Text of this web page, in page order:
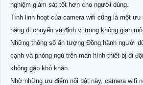
nghiệm giám sát tốt hơn cho người dùng.
Tính linh hoạt của camera wifi cũng là một
năng di chuyển và định vị trong không gian
Những thông số ấn tượng Đồng hành người
cạnh và phòng ngủ trên màn hình thiết bị di
không gặp khó khăn.
Nhờ những ưu điểm nổi bật này, camera wifi